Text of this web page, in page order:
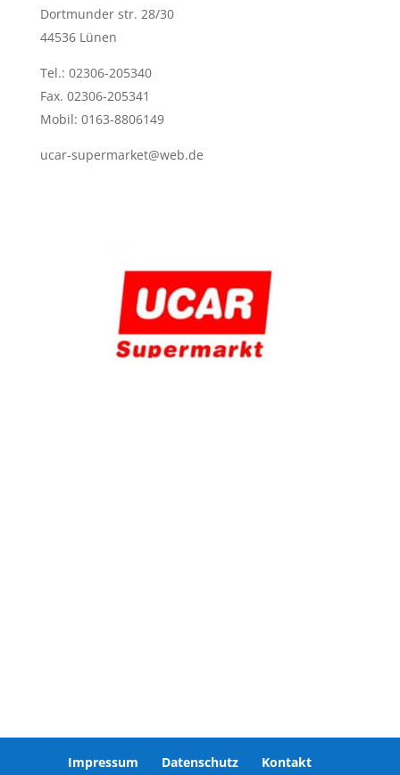
Dortmunder str. 28/30
44536 Lünen
Tel.: 02306-205340
Fax. 02306-205341
Mobil: 0163-8806149
ucar-supermarket@web.de
Impressum Datenschutz Kontakt